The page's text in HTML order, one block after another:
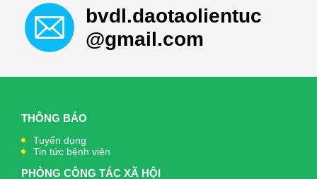
bvdl.daotaolientuc
@gmail.com
THÔNG BÁO
Tuyển dụng
Tin tức bệnh viện
PHÒNG CÔNG TÁC XÃ HỘI